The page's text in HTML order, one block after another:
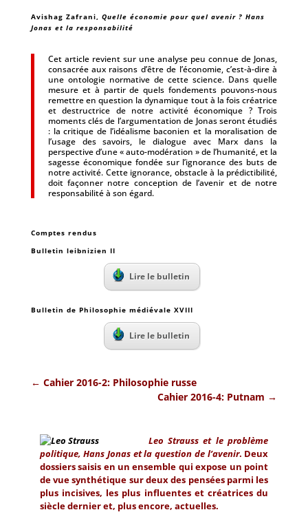
Avishag Zafrani, Quelle économie pour quel avenir ? Hans
Jonas et la responsabilité
Cet article revient sur une analyse peu connue de Jonas,
consacrée aux raisons d’être de l’économie, c’est-à-dire à
une ontologie normative de cette science. Dans quelle
mesure et à partir de quels fondements pouvons-nous
remettre en question la dynamique tout à la fois créatrice
et destructrice de notre activité économique ? Trois
moments clés de l’argumentation de Jonas seront étudiés
: la critique de l’idéalisme baconien et la moralisation de
l’usage des savoirs, le dialogue avec Marx dans la
perspective d’une « auto-modération » de l’humanité, et la
sagesse économique fondée sur l’ignorance des buts de
notre activité. Cette ignorance, obstacle à la prédictibilité,
doit façonner notre conception de l’avenir et de notre
responsabilité à son égard.
Comptes rendus
Bulletin leibnizien II
Lire le bulletin
Bulletin de Philosophie médiévale XVIII
Lire le bulletin
← Cahier 2016-2: Philosophie russe
Cahier 2016-4: Putnam →
Leo Strauss et le problème
politique, Hans Jonas et la question de l’avenir. Deux
dossiers saisis en un ensemble qui expose un point
de vue synthétique sur deux des pensées parmi les
plus incisives, les plus influentes et créatrices du
siècle dernier et, plus encore, actuelles.